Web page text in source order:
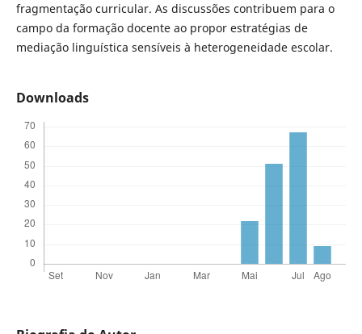
fragmentação curricular. As discussões contribuem para o
campo da formação docente ao propor estratégias de
mediação linguística sensíveis à heterogeneidade escolar.
Downloads